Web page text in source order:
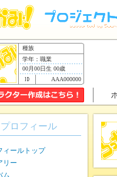
種族
学年：職業
00月00日生 00歳
AAA000000
プロフィール
ィールトップ
リー
ム